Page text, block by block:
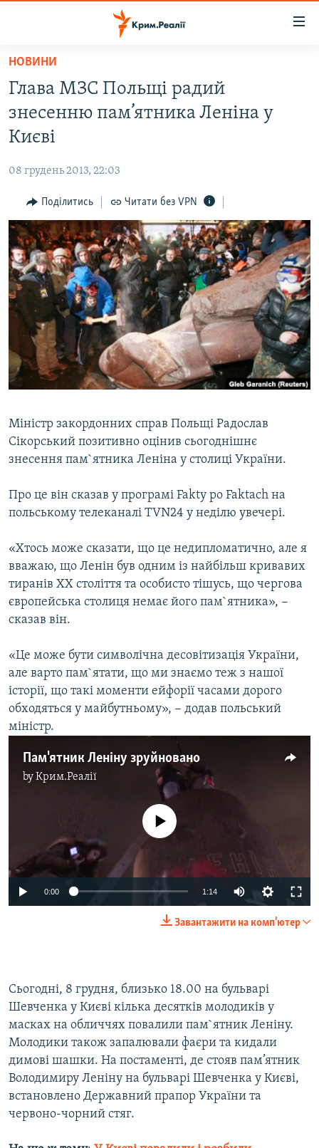
Перейти
основного
матеріалу
Перейти
до
основної
навігації
Перейти
до
пошуку
ВІДЕО ТА ФОТО
БЛОГИ
ПОГЛЯД
ІНТЕРВ'Ю
ВСЕ ЗА ДЕНЬ
СПЕЦПРОЕКТИ
ДЕПОРТАЦІЯ
ВІДЕОУРОКИ «ELIFBE»
СВІДЧЕННЯ ОКУПАЦІЇ
УКРАЇНСЬКА ПРОБЛЕМА КРИМУ
ЯК ОБІЙТИ БЛОКУВАННЯ
Русский
Qırımtatar
НОВИНИ
Глава МЗС Польщі радий
знесенню пам’ятника Леніна у
Києві
08 грудень 2013, 22:03
Поділитись Читати без VPN
Міністр закордонних справ Польщі Радослав
Сікорський позитивно оцінив сьогоднішнє
знесення пам`ятника Леніна у столиці України.
Про це він сказав у програмі Fakty po Faktach на
польському телеканалі TVN24 у неділю увечері.
«Хтось може сказати, що це недипломатично, але я
вважаю, що Ленін був одним із найбільш кривавих
тиранів ХХ століття та особисто тішусь, що чергова
європейська столиця немає його пам`ятника», −
сказав він.
«Це може бути символічна десовітизація України,
але варто пам`ятати, що ми знаємо теж з нашої
історії, що такі моменти ейфорії часами дорого
обходяться у майбутньому», − додав польський
міністр.
Пам'ятник Леніну зруйновано
byКрим.Реалії
No media source currently available
0:00 1:14
Завантажити на комп'ютер
Сьогодні, 8 грудня, близько 18.00 на бульварі
Шевченка у Києві кілька десятків молодиків у
масках на обличчях повалили пам`ятник Леніну.
Молодики також запалювали фаєри та кидали
димові шашки. На постаменті, де стояв пам’ятник
Володимиру Леніну на бульварі Шевченка у Києві,
встановлено Державний прапор України та
червоно-чорний стяг.